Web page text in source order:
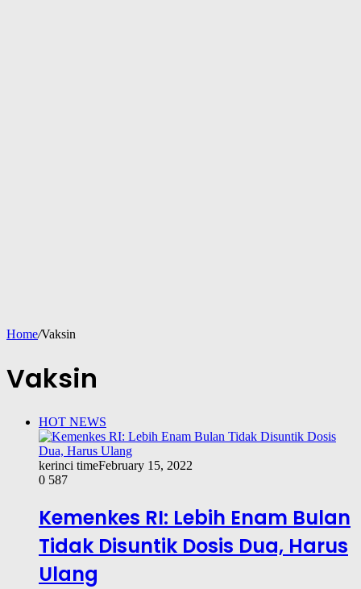
Home/Vaksin
Vaksin
HOT NEWS
kerinci timeFebruary 15, 2022
0 587
Kemenkes RI: Lebih Enam Bulan
Tidak Disuntik Dosis Dua, Harus
Ulang